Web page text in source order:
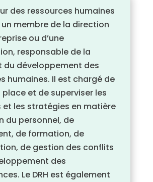
des ressources humaines
un membre de la direction
ou d’une
responsable de la
du développement des
humaines. Il est chargé de
et de superviser les
et les stratégies en matière
du personnel, de
de formation, de
de gestion des conflits
des
Le DRH est également